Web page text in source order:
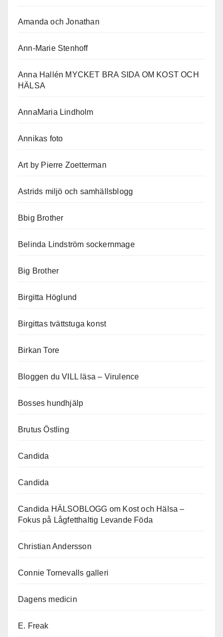
Amanda och Jonathan
Ann-Marie Stenhoff
Anna Hallén MYCKET BRA SIDA OM KOST OCH
HÄLSA
AnnaMaria Lindholm
Annikas foto
Art by Pierre Zoetterman
Astrids miljö och samhällsblogg
Bbig Brother
Belinda Lindström sockernmage
Big Brother
Birgitta Höglund
Birgittas tvättstuga konst
Birkan Tore
Bloggen du VILL läsa – Virulence
Bosses hundhjälp
Brutus Östling
Candida
Candida
Candida HÄLSOBLOGG om Kost och Hälsa –
Fokus på Lågfetthaltig Levande Föda
Christian Andersson
Connie Tornevalls galleri
Dagens medicin
E. Freak